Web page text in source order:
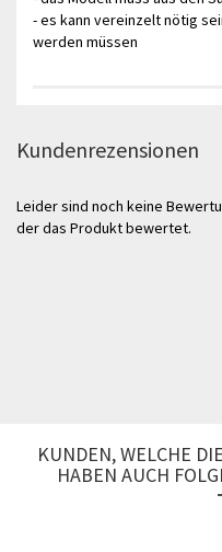
- es kann vereinzelt nötig
werden müssen
Kundenrezensionen
Leider sind noch keine
der das Produkt bewertet.
KUNDEN, WELCHE
HABEN AUCH